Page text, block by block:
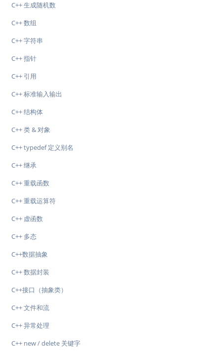
C++ 生成随机数
C++ 数组
C++ 字符串
C++ 指针
C++ 引用
C++ 标准输入输出
C++ 结构体
C++ 类 & 对象
C++ typedef 定义别名
C++ 继承
C++ 重载函数
C++ 重载运算符
C++ 虚函数
C++ 多态
C++数据抽象
C++ 数据封装
C++接口（抽象类）
C++ 文件和流
C++ 异常处理
C++ new / delete 关键字